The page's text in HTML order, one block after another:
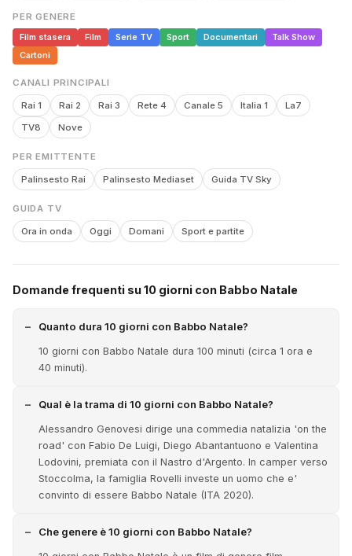
PER GENERE
Film stasera
Film Serie TV Sport Documentari
Talk Show
Cartoni
CANALI PRINCIPALI
Rai 1 Rai 2 Rai 3 Rete 4 Canale 5 Italia 1
La7
TV8
Nove
PER EMITTENTE
Palinsesto Rai Palinsesto Mediaset Guida TV Sky
GUIDA TV
Ora in onda Oggi Domani Sport e partite
Domande frequenti su 10 giorni con Babbo Natale
Quanto dura 10 giorni con Babbo Natale?
10 giorni con Babbo Natale dura 100 minuti (circa 1 ora e
40 minuti).
Qual è la trama di 10 giorni con Babbo Natale?
Alessandro Genovesi dirige una commedia natalizia 'on the
road' con Fabio De Luigi, Diego Abantantuono e Valentina
Lodovini, premiata con il Nastro d'Argento. In camper verso
Stoccolma, la famiglia Rovelli investe un uomo che e'
convinto di essere Babbo Natale (ITA 2020).
Che genere è 10 giorni con Babbo Natale?